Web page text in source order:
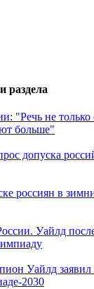
раздела
"Речь не только
больше"
допуска
россиян в
Уайлд
Уайлд заявил
2030